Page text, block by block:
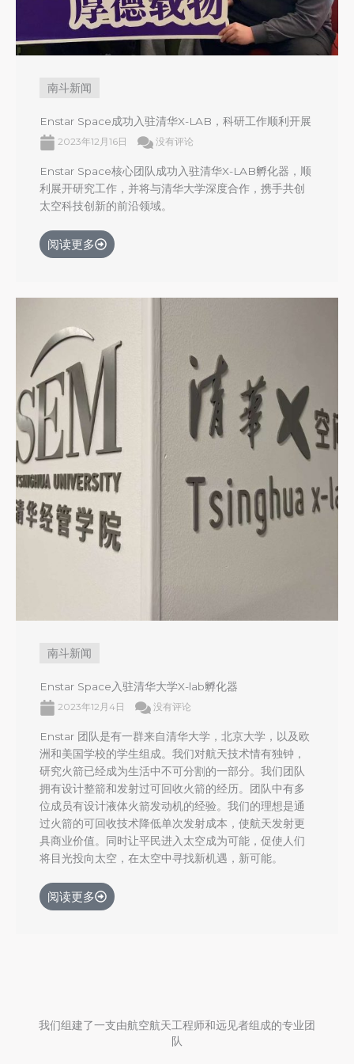
南斗新闻
Enstar Space成功入驻清华X-LAB，科研工作顺利开展
2023年12月16日 没有评论
Enstar Space核心团队成功入驻清华X-LAB孵化器，顺
利展开研究工作，并将与清华大学深度合作，携手共创
太空科技创新的前沿领域。
阅读更多
南斗新闻
Enstar Space入驻清华大学X-lab孵化器
2023年12月4日 没有评论
Enstar 团队是有一群来自清华大学，北京大学，以及欧
洲和美国学校的学生组成。我们对航天技术情有独钟，
研究火箭已经成为生活中不可分割的一部分。我们团队
拥有设计整箭和发射过可回收火箭的经历。团队中有多
位成员有设计液体火箭发动机的经验。我们的理想是通
过火箭的可回收技术降低单次发射成本，使航天发射更
具商业价值。同时让平民进入太空成为可能，促使人们
将目光投向太空，在太空中寻找新机遇，新可能。
阅读更多
我们组建了一支由航空航天工程师和远见者组成的专业团
队